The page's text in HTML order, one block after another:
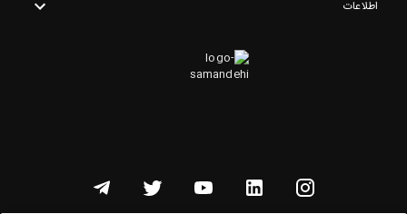
اطلاعات